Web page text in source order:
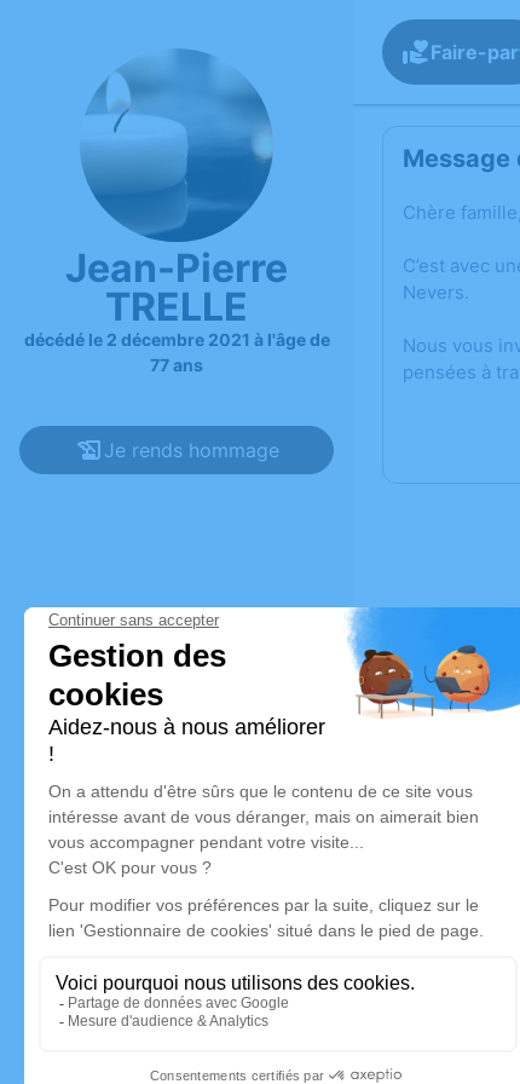
Jean-Pierre
TRELLE
décédé le 2 décembre 2021 à l'âge de
77 ans
Je rends hommage
Faire-
Message
Chère
C’est avec
Nevers.
Nous vous
pensées à
Déroulé
Le
58000